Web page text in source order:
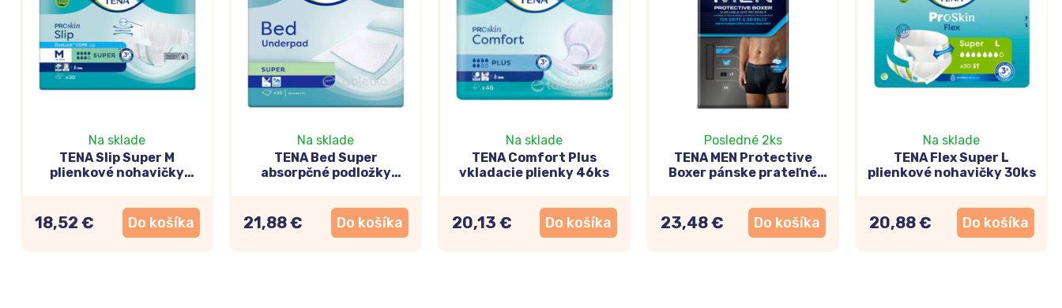
Na sklade
TENA Slip Super M
plienkové nohavičky
18,52 € Do košíka
Na sklade
TENA Bed Super
absorpčné podložky
21,88 € Do košíka
Na sklade
TENA Comfort Plus
vkladacie plienky 46ks
20,13 € Do košíka
Posledné 2ks
TENA MEN Protective
Boxer pánske prateľné
23,48 € Do košíka
Na sklade
TENA Flex Super L
plienkové nohavičky 30ks
20,88 € Do košíka